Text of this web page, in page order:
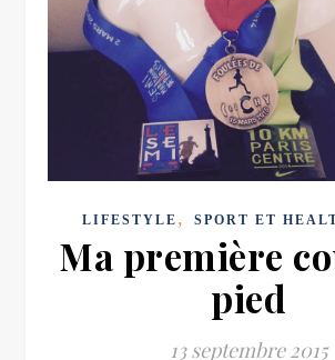
LIFESTYLE , SPORT ET
Ma première
pied
13 septembre 2015